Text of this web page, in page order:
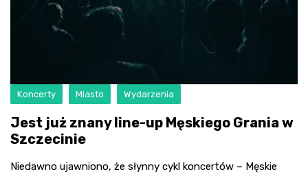
Koncerty Miasto Wydarzenia
Jest już znany line-up Męskiego Grania w
Szczecinie
Niedawno ujawniono, że słynny cykl koncertów – Męskie